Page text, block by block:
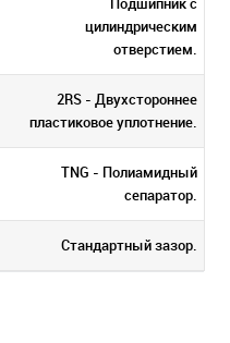
цилиндрическим
отверстием.
2RS - Двухстороннее
пластиковое уплотнение.
TNG - Полиамидный
сепаратор.
Стандартный зазор.